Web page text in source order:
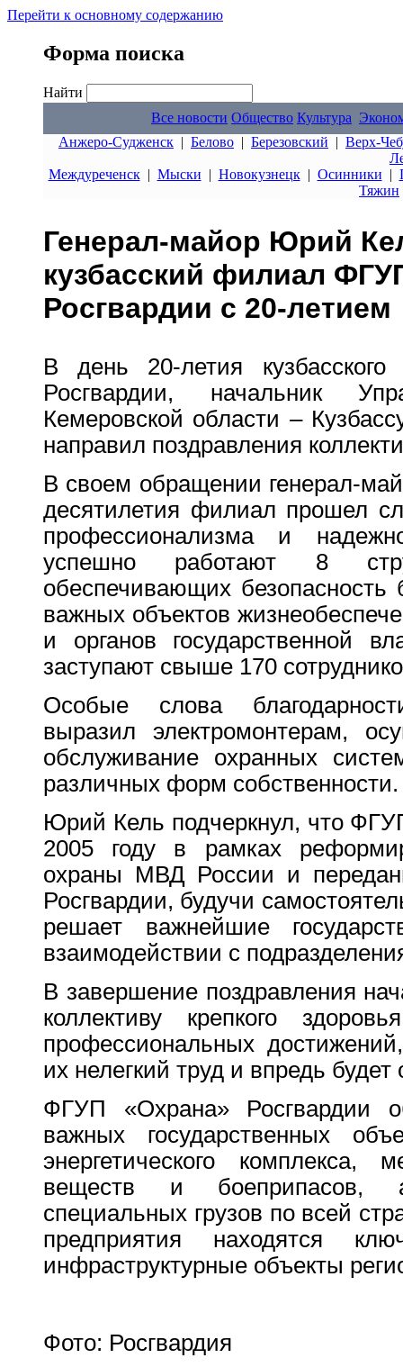
Перейти к основному содержанию
Форма поиска
Найти
Все новости Общество Культура
Анжеро-Судженск | Белово | Березовский | Верх-
Междуреченск| Мыски | Новокузнецк| Осинники |
Тяжин
Генерал-майор Юрий
кузбасский филиал
Росгвардии с 20-летием
В день 20-летия
Росгвардии, начальник
Кемеровской области –
направил поздравления
В своем обращении генерал-
десятилетия филиал прошел
профессионализма и
успешно работают 8
обеспечивающих безопасность
важных объектов
и органов государственной
заступают свыше 170
Особые слова
выразил электромонтерам,
обслуживание охранных
различных форм собственности.
Юрий Кель подчеркнул, что
2005 году в рамках
охраны МВД России и
Росгвардии, будучи
решает важнейшие
взаимодействии с
В завершение поздравления
коллективу крепкого
профессиональных
их нелегкий труд и впредь будет
ФГУП «Охрана» Росгвардии
важных государственных
энергетического комплекса,
веществ и боеприпасов,
специальных грузов по всей
предприятия находятся
инфраструктурные объекты
Фото: Росгвардия